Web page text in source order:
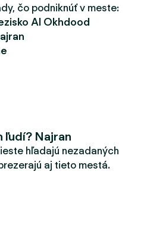
čo podniknúť v meste:
Al Okhdood
ľudí? Najran
hľadajú nezadaných
aj tieto mestá.